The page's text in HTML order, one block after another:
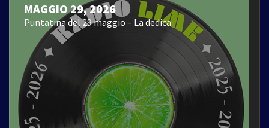
MAGGIO 29, 2026
Puntatina del 29 maggio – La dedica